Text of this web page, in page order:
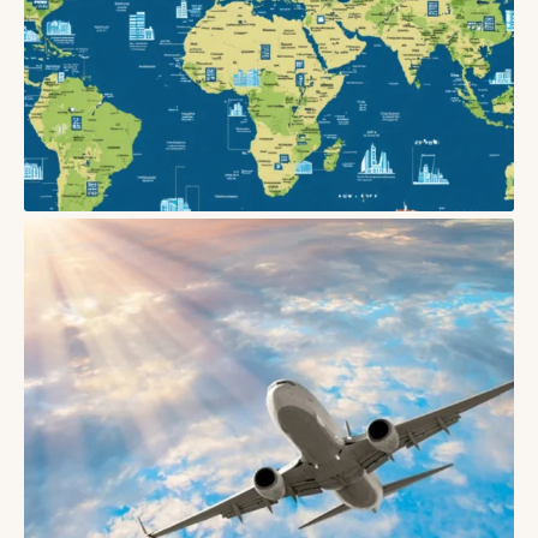
Як безпечно бронювати житло в Європі: поради
03/06/2026